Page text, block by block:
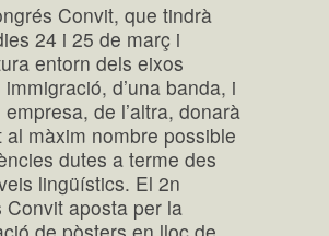
Convit, que tindrà
24 i 25 de març i
entorn dels eixos
d’una banda, i
de l’altra, donarà
al màxim nombre possible
dutes a terme des
lingüístics. El 2n
Convit aposta per la